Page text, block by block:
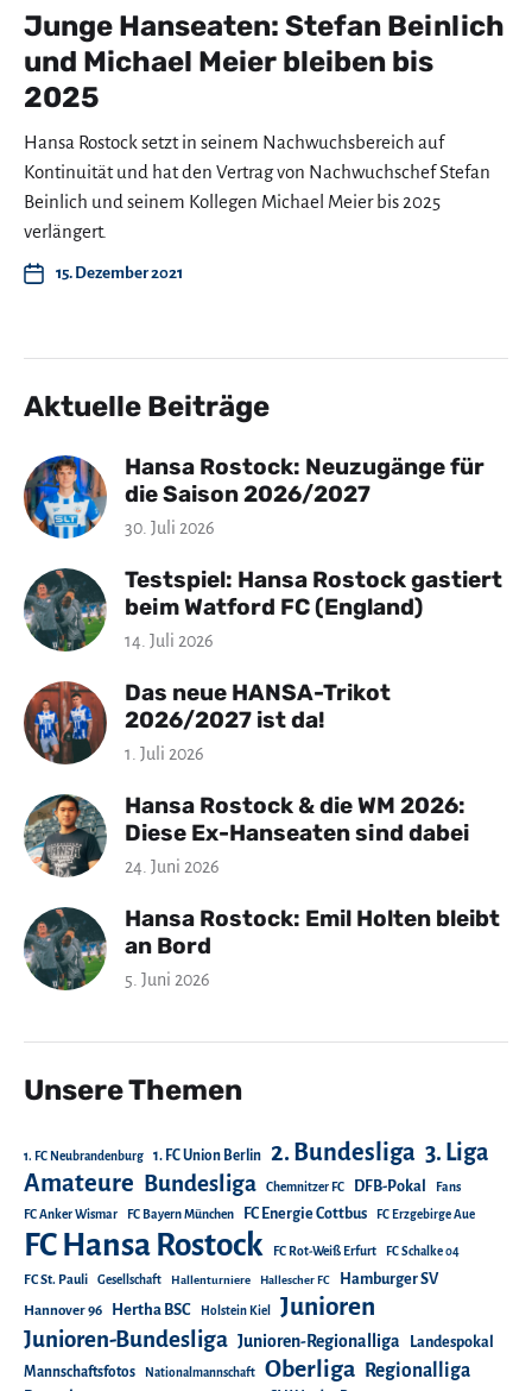
Junge Hanseaten: Stefan Beinlich
und Michael Meier bleiben bis
2025
Hansa Rostock setzt in seinem Nachwuchsbereich auf
Kontinuität und hat den Vertrag von Nachwuchschef Stefan
Beinlich und seinem Kollegen Michael Meier bis 2025
verlängert.
15. Dezember 2021
Aktuelle Beiträge
Hansa Rostock: Neuzugänge für
die Saison 2026/2027
30. Juli 2026
Testspiel: Hansa Rostock gastiert
beim Watford FC (England)
14. Juli 2026
Das neue HANSA-Trikot
2026/2027 ist da!
1. Juli 2026
Hansa Rostock & die WM 2026:
Diese Ex-Hanseaten sind dabei
24. Juni 2026
Hansa Rostock: Emil Holten bleibt
an Bord
5. Juni 2026
Unsere Themen
1. FC Neubrandenburg 1. FC Union Berlin 2. Bundesliga 3. Liga
Amateure Bundesliga Chemnitzer FC DFB-Pokal Fans
FC Anker Wismar FC Bayern München FC Energie Cottbus FC Erzgebirge Aue
FC Hansa Rostock FC Rot-Weiß Erfurt FC Schalke 04
FC St. Pauli Gesellschaft Hallenturniere Hallescher FC Hamburger SV
Hannover 96 Hertha BSC Holstein Kiel Junioren
Junioren-Bundesliga Junioren-Regionalliga
Landespokal
Mannschaftsfotos
Nationalmannschaft Oberliga Regionalliga